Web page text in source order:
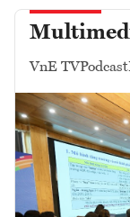
VnE TVPodcast